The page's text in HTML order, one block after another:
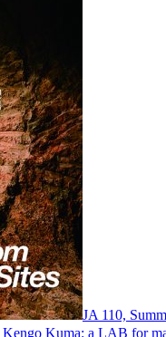
JA 110,
Kengo Kuma: a LAB for